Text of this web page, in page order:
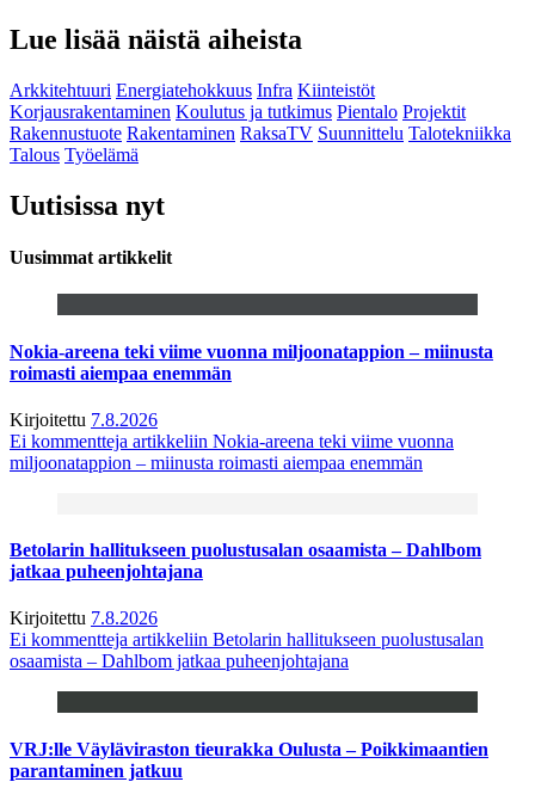
Lue lisää näistä aiheista
Arkkitehtuuri Energiatehokkuus Infra Kiinteistöt
Korjausrakentaminen Koulutus ja tutkimus Pientalo Projektit
Rakennustuote Rakentaminen RaksaTV Suunnittelu Talotekniikka
Talous Työelämä
Uutisissa nyt
Uusimmat artikkelit
Nokia-areena teki viime vuonna miljoonatappion – miinusta
roimasti aiempaa enemmän
Kirjoitettu 7.8.2026
Ei kommentteja artikkeliin Nokia-areena teki viime vuonna
miljoonatappion – miinusta roimasti aiempaa enemmän
Betolarin hallitukseen puolustusalan osaamista – Dahlbom
jatkaa puheenjohtajana
Kirjoitettu 7.8.2026
Ei kommentteja artikkeliin Betolarin hallitukseen puolustusalan
osaamista – Dahlbom jatkaa puheenjohtajana
VRJ:lle Väyläviraston tieurakka Oulusta – Poikkimaantien
parantaminen jatkuu